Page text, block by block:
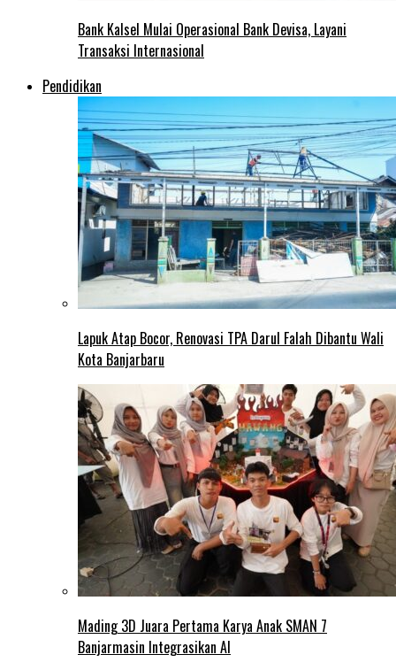
Bank Kalsel Mulai Operasional Bank Devisa, Layani
Transaksi Internasional
Pendidikan
Lapuk Atap Bocor, Renovasi TPA Darul Falah Dibantu Wali
Kota Banjarbaru
Mading 3D Juara Pertama Karya Anak SMAN 7
Banjarmasin Integrasikan AI